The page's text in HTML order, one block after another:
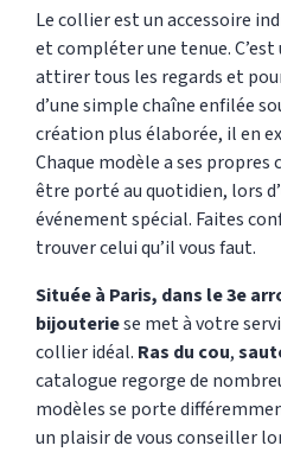
Le collier est un accessoire
et compléter une tenue.
attirer tous les regards et
d’une simple chaîne enfilée
création plus élaborée, il en
Chaque modèle a ses
être porté au quotidien, lors
événement spécial. Faites
trouver celui qu’il vous faut.
Située à Paris, dans le 3e
bijouteriese met à votre
collier idéal. Ras du cou,
catalogue regorge de
modèles se porte
un plaisir de vous conseiller